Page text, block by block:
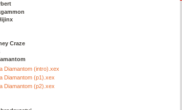
Craze
Diamantom (intro).xex
Diamantom (p1).xex
Diamantom (p2).xex